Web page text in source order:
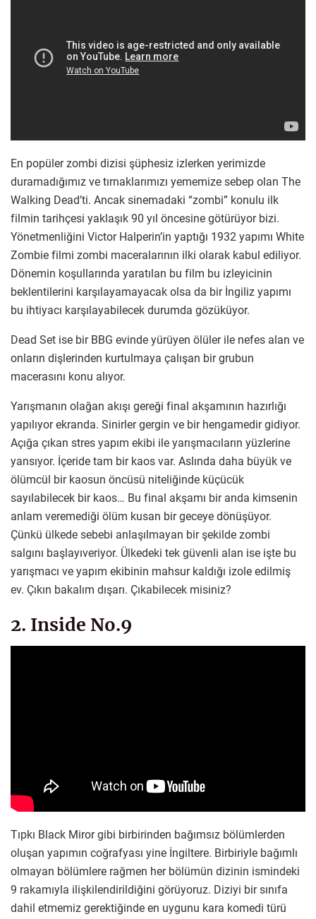
En popüler zombi dizisi şüphesiz izlerken yerimizde
duramadığımız ve tırnaklarımızı yememize sebep olan The
Walking Dead’ti. Ancak sinemadaki “zombi” konulu ilk
filmin tarihçesi yaklaşık 90 yıl öncesine götürüyor bizi.
Yönetmenliğini Victor Halperin’in yaptığı 1932 yapımı White
Zombie filmi zombi maceralarının ilki olarak kabul ediliyor.
Dönemin koşullarında yaratılan bu film bu izleyicinin
beklentilerini karşılayamayacak olsa da bir İngiliz yapımı
bu ihtiyacı karşılayabilecek durumda gözüküyor.
Dead Set ise bir BBG evinde yürüyen ölüler ile nefes alan ve
onların dişlerinden kurtulmaya çalışan bir grubun
macerasını konu alıyor.
Yarışmanın olağan akışı gereği final akşamının hazırlığı
yapılıyor ekranda. Sinirler gergin ve bir hengamedir gidiyor.
Açığa çıkan stres yapım ekibi ile yarışmacıların yüzlerine
yansıyor. İçeride tam bir kaos var. Aslında daha büyük ve
ölümcül bir kaosun öncüsü niteliğinde küçücük
sayılabilecek bir kaos… Bu final akşamı bir anda kimsenin
anlam veremediği ölüm kusan bir geceye dönüşüyor.
Çünkü ülkede sebebi anlaşılmayan bir şekilde zombi
salgını başlayıveriyor. Ülkedeki tek güvenli alan ise işte bu
yarışmacı ve yapım ekibinin mahsur kaldığı izole edilmiş
ev. Çıkın bakalım dışarı. Çıkabilecek misiniz?
2. Inside No.9
Tıpkı Black Miror gibi birbirinden bağımsız bölümlerden
oluşan yapımın coğrafyası yine İngiltere. Birbiriyle bağımlı
olmayan bölümlere rağmen her bölümün dizinin ismindeki
9 rakamıyla ilişkilendirildiğini görüyoruz. Diziyi bir sınıfa
dahil etmemiz gerektiğinde en uygunu kara komedi türü